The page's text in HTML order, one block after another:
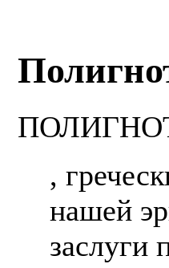
,
нашей
заслуги